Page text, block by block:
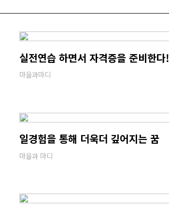
실전연습 하면서 자격증을 준비한다!
마을과마디
일경험을 통해 더욱더 깊어지는 꿈
마을과 마디